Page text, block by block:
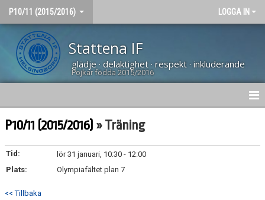
P10/11 (2015/2016) LOGGA IN
Stattena IF
glädje · delaktighet · respekt · inkluderande
Pojkar födda 2015/2016
HEM
NYHETER
MATCHER
KALENDER
P10/11 (2015/2016) » Träning
Tid:
lör 31 januari, 10:30 - 12:00
Plats:
Olympiafältet plan 7
<< Tillbaka